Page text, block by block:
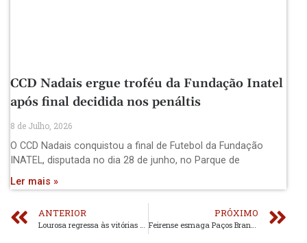
CCD Nadais ergue troféu da Fundação Inatel
após final decidida nos penáltis
8 de Julho, 2026
O CCD Nadais conquistou a final de Futebol da Fundação
INATEL, disputada no dia 28 de junho, no Parque de
Ler mais »
ANTERIOR
Lourosa regressa às vitórias na Liga 3
PRÓXIMO
Feirense esmaga Paços Brandão